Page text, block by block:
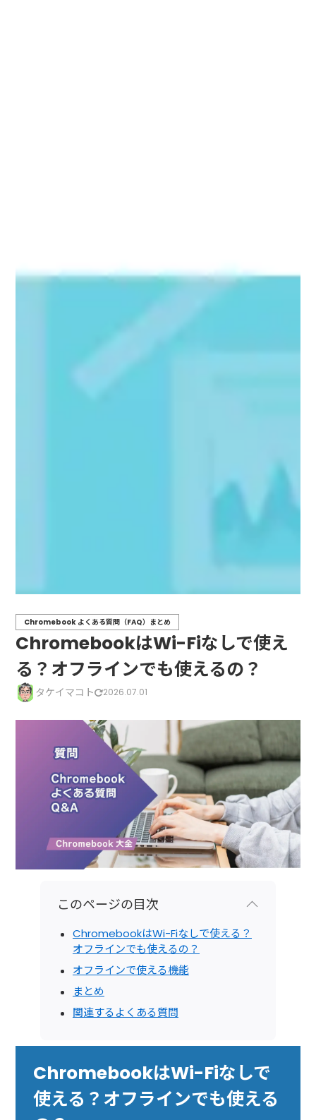
ChromebookはWi-Fiなしで使え
る？オフラインでも使えるの？
タケイマコト 2026.07.01
Chromebook よくある質問（FAQ）まとめ
このページの目次
ChromebookはWi-Fiなしで使える？
オフラインでも使えるの？
オフラインで使える機能
まとめ
関連するよくある質問
ChromebookはWi-Fiなしで
使える？オフラインでも使える